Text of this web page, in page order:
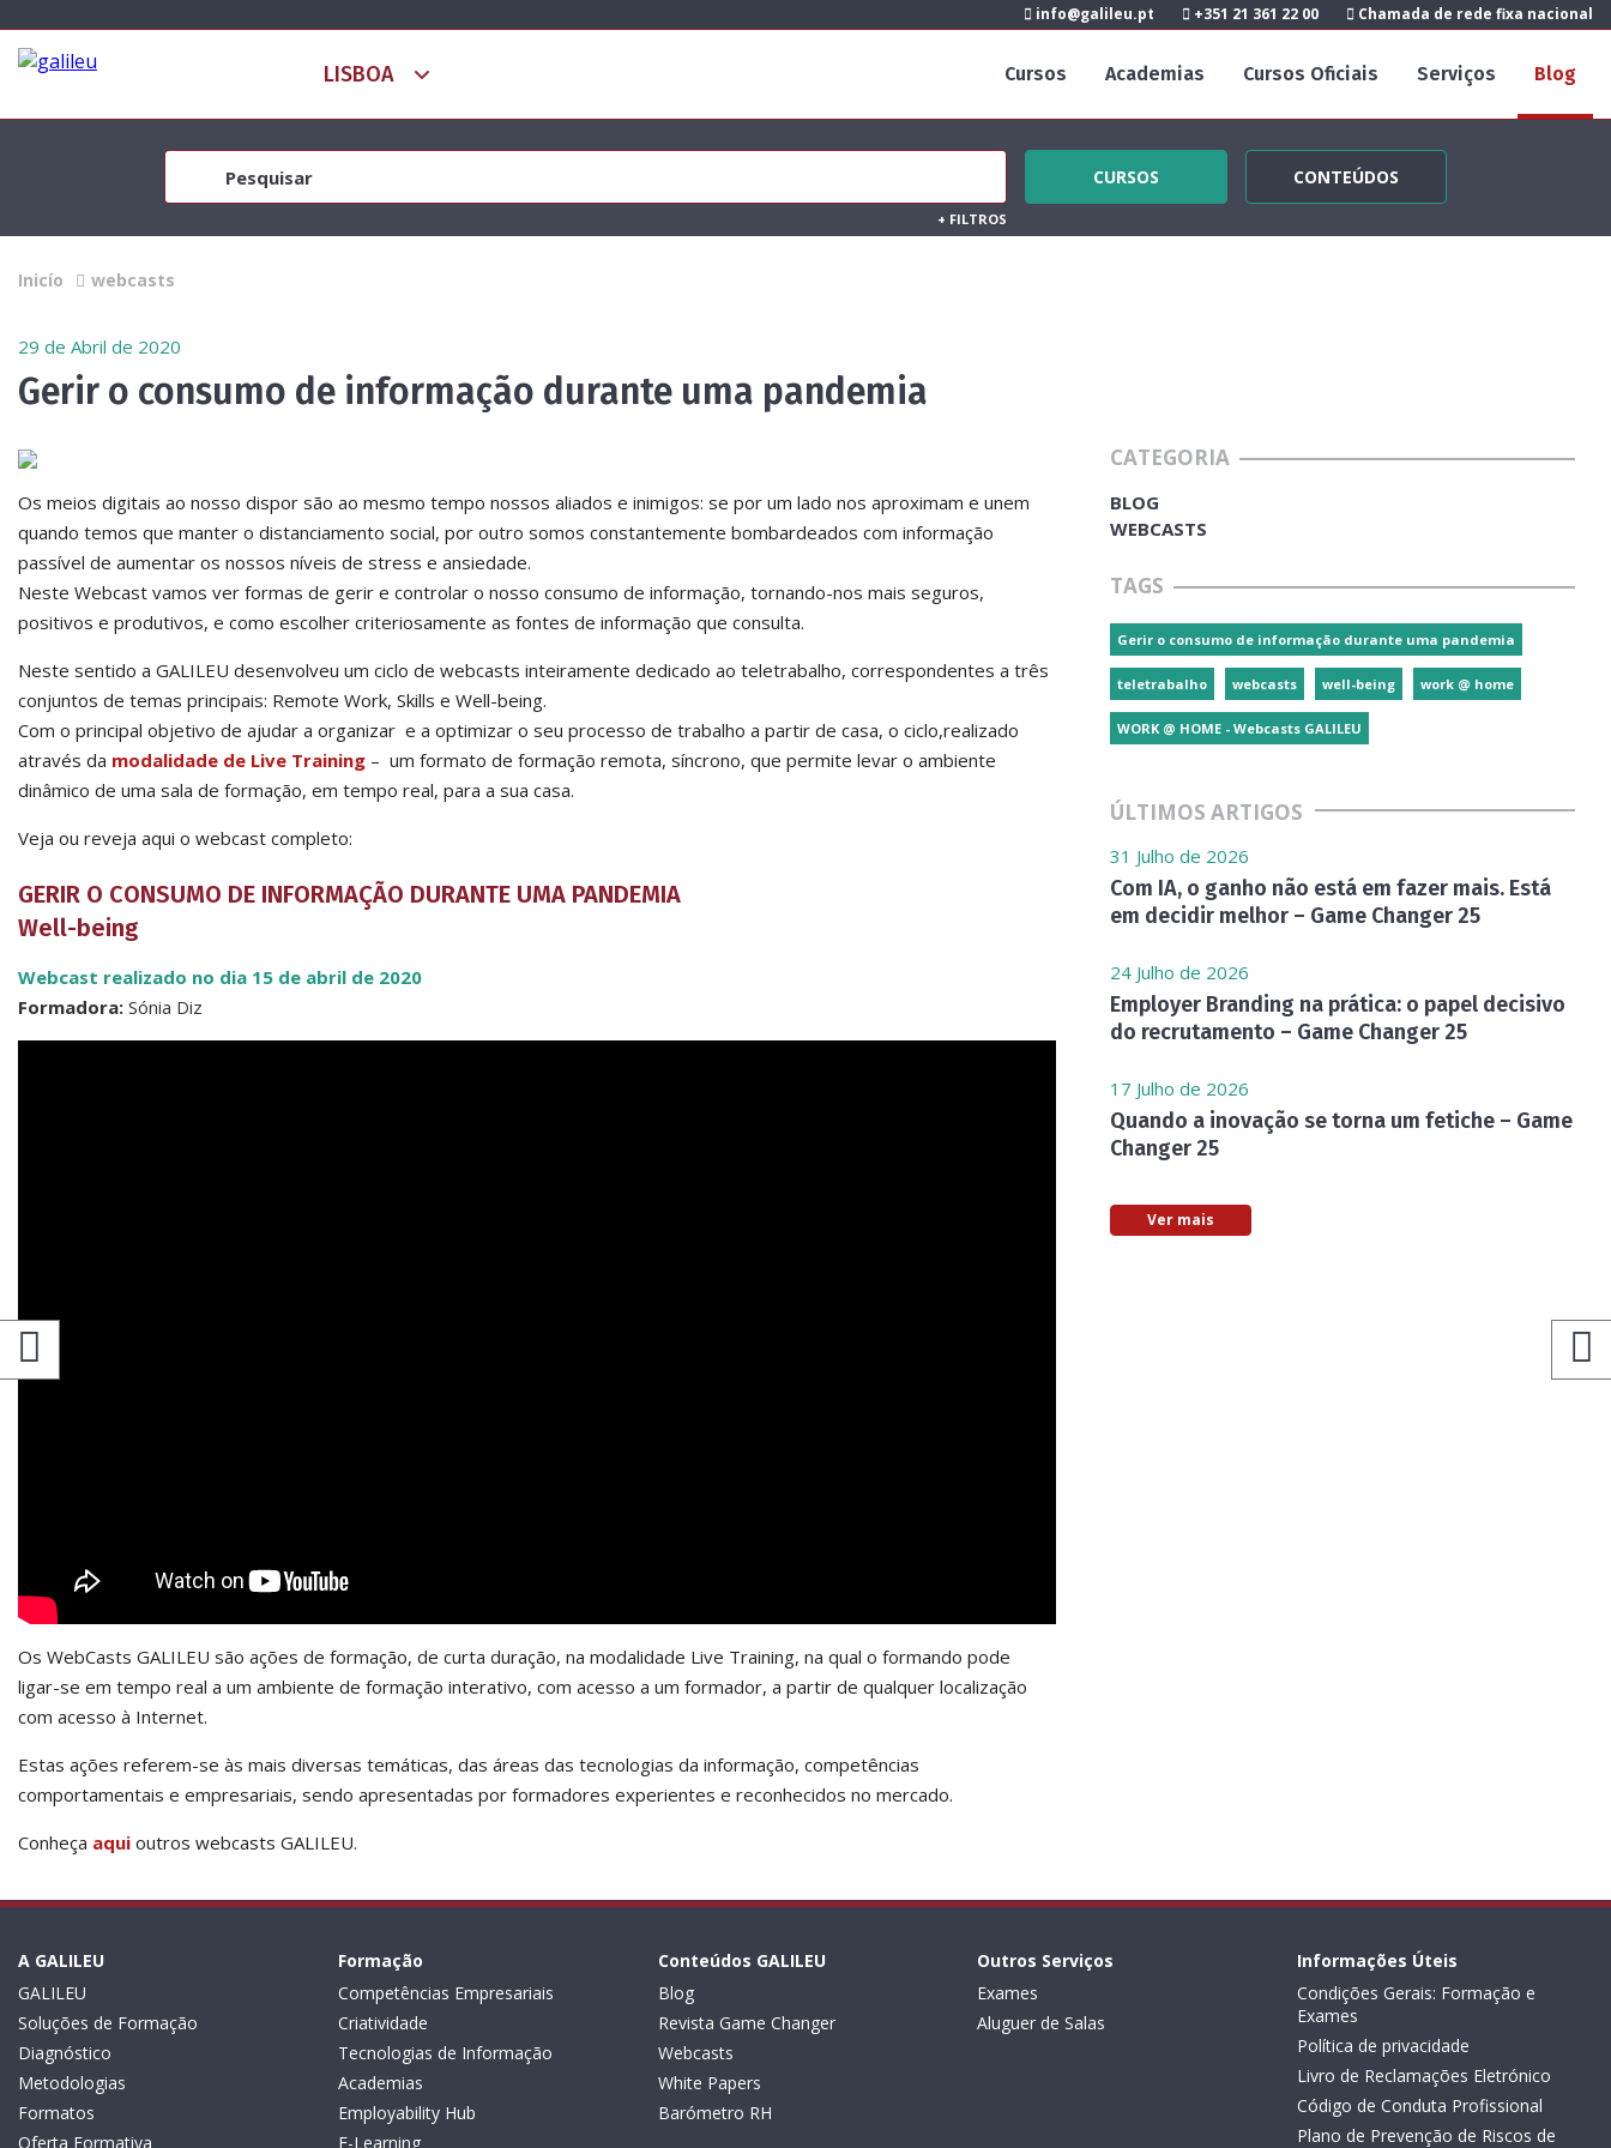
info@galileu.pt +351 21 361 22 00 Chamada de rede fixa nacional
Cursos Academias Cursos Oficiais Serviços Blog
CURSOS CONTEÚDOS
+ FILTROS
Inicío webcasts
29 de Abril de 2020
Gerir o consumo de informação durante uma pandemia
Os meios digitais ao nosso dispor são ao mesmo tempo nossos aliados e inimigos: se por um lado nos aproximam e unem
quando temos que manter o distanciamento social, por outro somos constantemente bombardeados com informação
passível de aumentar os nossos níveis de stress e ansiedade.
Neste Webcast vamos ver formas de gerir e controlar o nosso consumo de informação, tornando-nos mais seguros,
positivos e produtivos, e como escolher criteriosamente as fontes de informação que consulta.
Neste sentido a GALILEU desenvolveu um ciclo de webcasts inteiramente dedicado ao teletrabalho, correspondentes a três
conjuntos de temas principais: Remote Work, Skills e Well-being.
Com o principal objetivo de ajudar a organizar e a optimizar o seu processo de trabalho a partir de casa, o ciclo,realizado
através da modalidade de Live Training – um formato de formação remota, síncrono, que permite levar o ambiente
dinâmico de uma sala de formação, em tempo real, para a sua casa.
Veja ou reveja aqui o webcast completo:
GERIR O CONSUMO DE INFORMAÇÃO DURANTE UMA PANDEMIA
Well-being
Webcast realizado no dia 15 de abril de 2020
Formadora: Sónia Diz
Os WebCasts GALILEU são ações de formação, de curta duração, na modalidade Live Training, na qual o formando pode
ligar-se em tempo real a um ambiente de formação interativo, com acesso a um formador, a partir de qualquer localização
com acesso à Internet.
Estas ações referem-se às mais diversas temáticas, das áreas das tecnologias da informação, competências
comportamentais e empresariais, sendo apresentadas por formadores experientes e reconhecidos no mercado.
Conheça aqui outros webcasts GALILEU.
CATEGORIA
BLOG
WEBCASTS
TAGS
Gerir o consumo de informação durante uma pandemia
teletrabalho webcasts well-being work @ home
WORK @ HOME - Webcasts GALILEU
ÚLTIMOS ARTIGOS
31 Julho de 2026
Com IA, o ganho não está em fazer mais. Está
em decidir melhor – Game Changer 25
24 Julho de 2026
Employer Branding na prática: o papel decisivo
do recrutamento – Game Changer 25
17 Julho de 2026
Quando a inovação se torna um fetiche – Game
Changer 25
Ver mais
A GALILEU
GALILEU
Soluções de Formação
Diagnóstico
Metodologias
Formatos
Oferta Formativa
Formação
Competências Empresariais
Criatividade
Tecnologias de Informação
Academias
Employability Hub
E-Learning
Conteúdos GALILEU
Blog
Revista Game Changer
Webcasts
White Papers
Barómetro RH
Outros Serviços
Exames
Aluguer de Salas
Informações Úteis
Condições Gerais: Formação e
Exames
Política de privacidade
Livro de Reclamações Eletrónico
Código de Conduta Profissional
Plano de Prevenção de Riscos de